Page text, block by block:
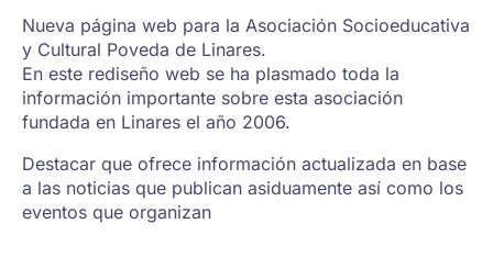
Nueva página web para la Asociación Socioeducativa
y Cultural Poveda de Linares.
En este rediseño web se ha plasmado toda la
información importante sobre esta asociación
fundada en Linares el año 2006.
Destacar que ofrece información actualizada en base
a las noticias que publican asiduamente así como los
eventos que organizan